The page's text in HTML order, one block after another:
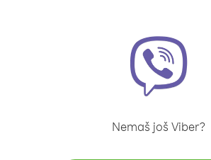
Nemaš još Viber?